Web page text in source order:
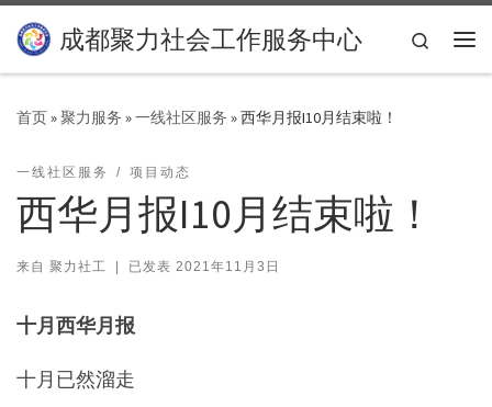
Skip to content
成都聚力社会工作服务中心
Search
首页»聚力服务 »一线社区服务 »西华月报I10月结束啦！
一线社区服务 项目动态
西华月报I10月结束啦！
来自 聚力社工 | 已发表 2021年11月3日
十月西华月报
十月已然溜走